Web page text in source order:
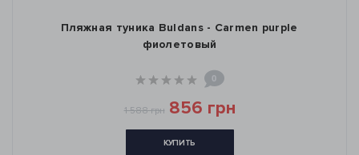
Пляжная туника Buldans - Carmen purple
фиолетовый
0
1 588 грн 856 грн
КУПИТЬ